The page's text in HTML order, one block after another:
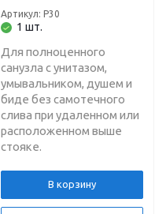
уш+биде) Н-5 м, L-100
м 1 шт.
Артикул: P30
Для полноценного
санузла с унитазом,
умывальником, душем и
биде без самотечного
слива при удаленном или
расположенном выше
стояке.
В корзину